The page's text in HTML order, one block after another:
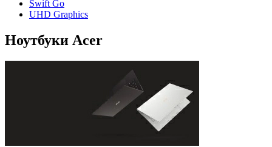
Swift Go
UHD Graphics
Ноутбуки Acer